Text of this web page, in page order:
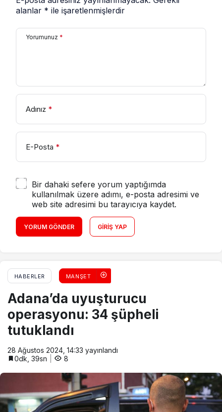
alanlar * ile işaretlenmişlerdir
Yorumunuz *
Adınız *
E-Posta *
Bir dahaki sefere yorum yaptığımda
kullanılmak üzere adımı, e-posta adresimi ve
web site adresimi bu tarayıcıya kaydet.
YORUM GÖNDER GIRIŞ YAP
HABERLER MANŞET
Adana’da uyuşturucu
operasyonu: 34 şüpheli
tutuklandı
28 Ağustos 2024, 14:33 yayınlandı
0dk, 39sn
8